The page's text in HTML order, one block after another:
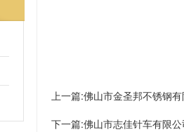
上一篇:佛山市金圣邦不锈钢
下一篇:佛山市志佳针车有限